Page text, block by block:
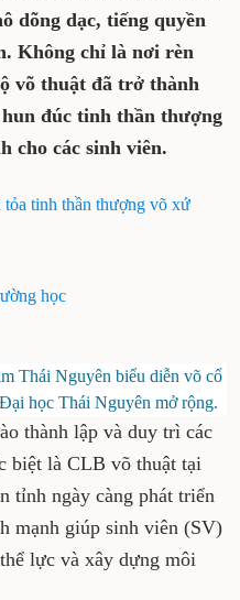
dõng dạc, tiếng quyền
Không chỉ là nơi rèn
võ thuật đã trở thành
đúc tinh thần thượng
cho các sinh viên.
tinh thần thượng võ xứ
học
Thái Nguyên biểu diễn võ cổ
học Thái Nguyên mở rộng.
thành lập và duy trì các
biệt là CLB võ thuật tại
tỉnh ngày càng phát triển
mạnh giúp sinh viên (SV)
lực và xây dựng môi